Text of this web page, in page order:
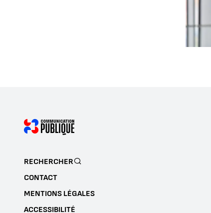
RECHERCHER
CONTACT
MENTIONS LÉGALES
ACCESSIBILITÉ